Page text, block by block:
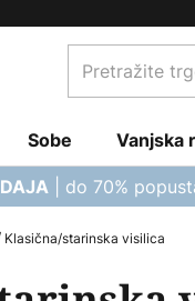
Pretražite
trgovinu...
Sobe Vanjska
| do 70%
Klasična/starinska visilica